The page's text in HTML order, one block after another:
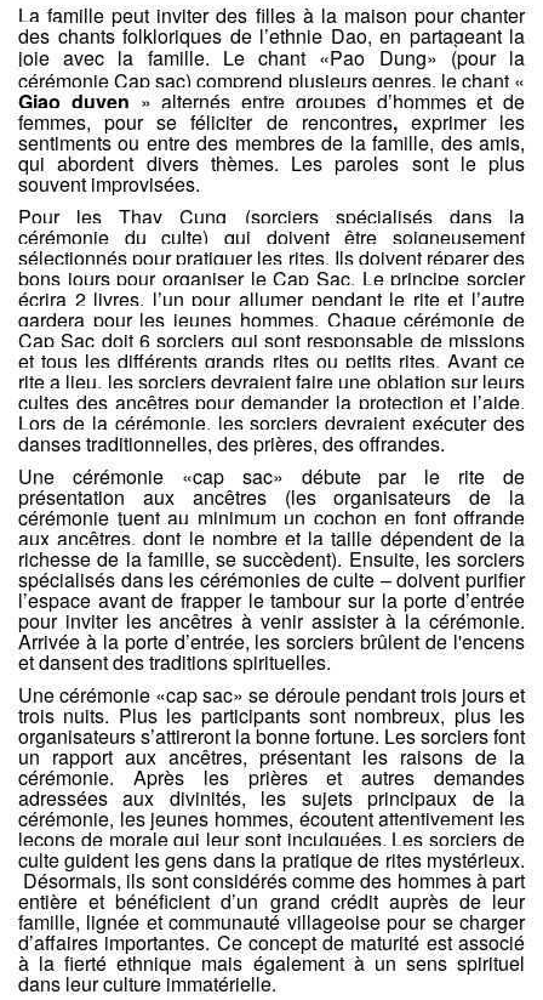
La famille peut inviter des filles à la maison pour chanter
des chants folkloriques de l’ethnie Dao, en partageant la
joie avec la famille. Le chant «Pao Dung» (pour la
cérémonie Cap sac) comprend plusieurs genres, le chant «
Giao duyen » alternés entre groupes d’hommes et de
femmes, pour se féliciter de rencontres, exprimer les
sentiments ou entre des membres de la famille, des amis,
qui abordent divers thèmes. Les paroles sont le plus
souvent improvisées.
Pour les Thay Cung (sorciers spécialisés dans la
cérémonie du culte) qui doivent être soigneusement
sélectionnés pour pratiquer les rites. Ils doivent réparer des
bons jours pour organiser le Cap Sac. Le principe sorcier
écrira 2 livres, l’un pour allumer pendant le rite et l’autre
gardera pour les jeunes hommes. Chaque cérémonie de
Cap Sac doit 6 sorciers qui sont responsable de missions
et tous les différents grands rites ou petits rites. Avant ce
rite a lieu, les sorciers devraient faire une oblation sur leurs
cultes des ancêtres pour demander la protection et l’aide.
Lors de la cérémonie, les sorciers devraient exécuter des
danses traditionnelles, des prières, des offrandes.
Une cérémonie «cap sac» débute par le rite de
présentation aux ancêtres (les organisateurs de la
cérémonie tuent au minimum un cochon en font offrande
aux ancêtres,dont le nombre et la taille dépendent de la
richesse de la famille, se succèdent). Ensuite, les sorciers
spécialisés dans les cérémonies de culte – doivent purifier
l’espace avant de frapper le tambour sur la porte d’entrée
pour inviter les ancêtres à venir assister à la cérémonie.
Arrivée à la porte d’entrée, les sorciers brûlent de l'encens
et dansent des traditions spirituelles.
Une cérémonie «cap sac» se déroule pendant trois jours et
trois nuits. Plus les participants sont nombreux, plus les
organisateurs s’attireront la bonne fortune. Les sorciers font
un rapport aux ancêtres, présentant les raisons de la
cérémonie. Après les prières et autres demandes
adressées aux divinités, les sujets principaux de la
cérémonie, les jeunes hommes, écoutent attentivement les
leçons de morale qui leur sont inculquées. Les sorciers de
culte guident les gens dans la pratique de rites mystérieux.
Désormais, ils sont considérés comme des hommes à part
entière et bénéficient d’un grand crédit auprès de leur
famille, lignée et communauté villageoise pour se charger
d’affaires importantes. Ce concept de maturité est associé
à la fierté ethnique mais également à un sens spirituel
dans leur culture immatérielle.